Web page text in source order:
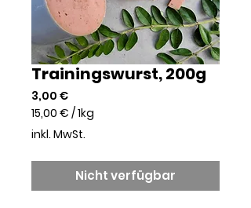
Trainingswurst, 200g
3,00 €Preis
15,00 € /1kg
15,00 €
pro
1
Kilogramm
inkl. MwSt.
Nicht verfügbar